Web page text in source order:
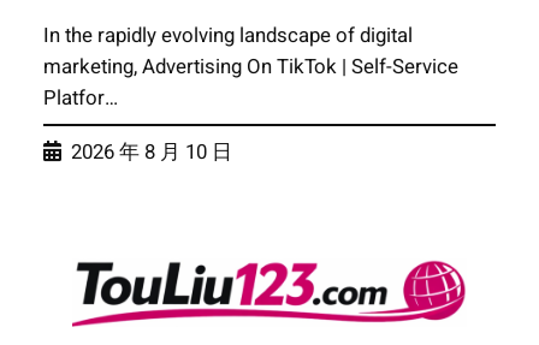
In the rapidly evolving landscape of digital
marketing, Advertising On TikTok | Self-Service
Platfor…
2026 年 8 月 10 日